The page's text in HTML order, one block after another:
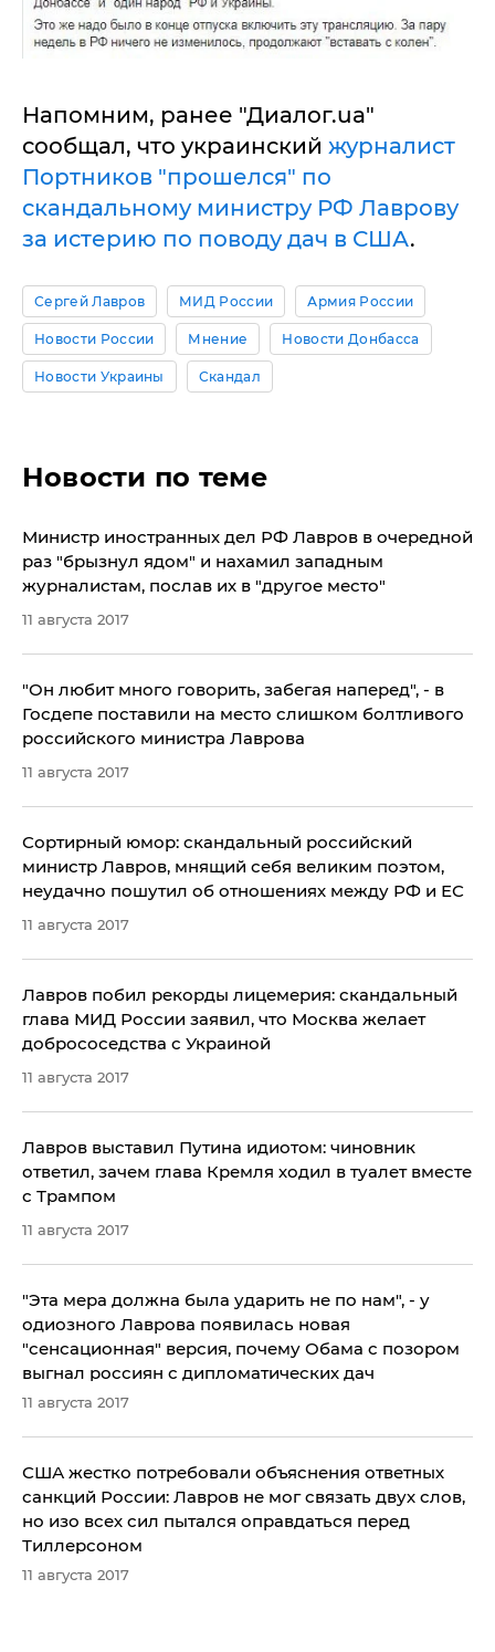
Напомним, ранее "Диалог.ua"
сообщал, что украинский журналист
Портников "прошелся" по
скандальному министру РФ Лаврову
за истерию по поводу дач в США.
Сергей Лавров МИД России Армия России
Новости России Мнение Новости Донбасса
Новости Украины Скандал
Новости по теме
Министр иностранных дел РФ Лавров в очередной
раз "брызнул ядом" и нахамил западным
журналистам, послав их в "другое место"
11 августа 2017
​"Он любит много говорить, забегая наперед", - в
Госдепе поставили на место слишком болтливого
российского министра Лаврова
11 августа 2017
Сортирный юмор: скандальный российский
министр Лавров, мнящий себя великим поэтом,
неудачно пошутил об отношениях между РФ и ЕС
11 августа 2017
Лавров побил рекорды лицемерия: скандальный
глава МИД России заявил, что Москва желает
добрососедства с Украиной
11 августа 2017
Лавров выставил Путина идиотом: чиновник
ответил, зачем глава Кремля ходил в туалет вместе
с Трампом
11 августа 2017
​"Эта мера должна была ударить не по нам", - у
одиозного Лаврова появилась новая
"сенсационная" версия, почему Обама с позором
выгнал россиян с дипломатических дач
11 августа 2017
США жестко потребовали объяснения ответных
санкций России: Лавров не мог связать двух слов,
но изо всех сил пытался оправдаться перед
Тиллерсоном
11 августа 2017